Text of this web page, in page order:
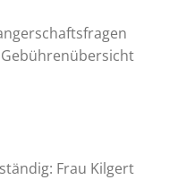
Gebührenübersicht
Frau Kilgert